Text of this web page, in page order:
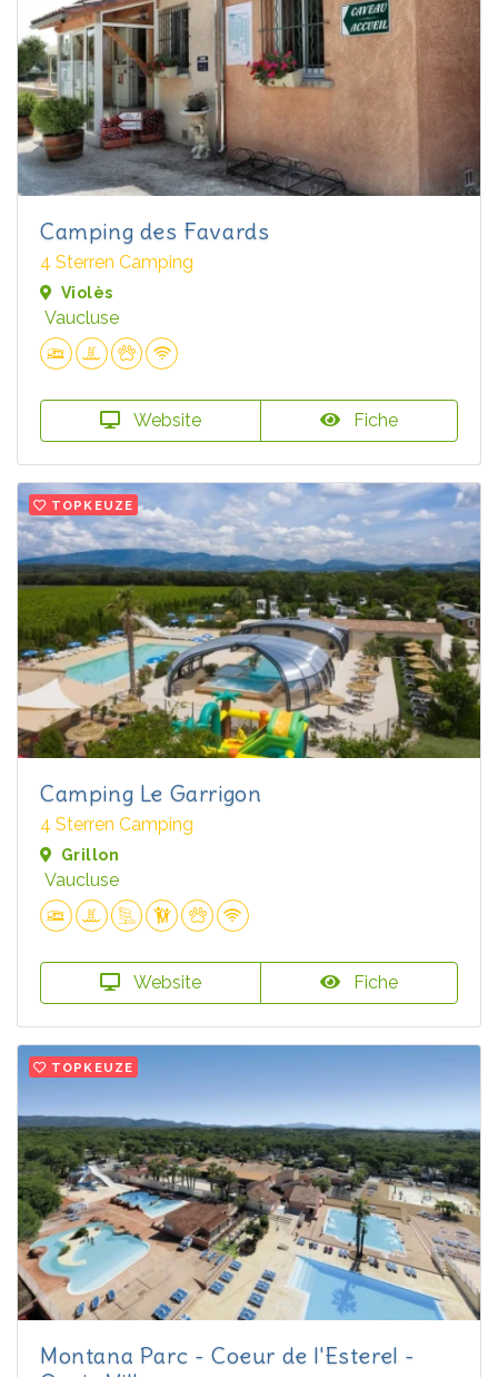
Camping des Favards
4 Sterren Camping
Violès
Vaucluse
Website Fiche
TOPKEUZE
Camping Le Garrigon
4 Sterren Camping
Grillon
Vaucluse
Website Fiche
TOPKEUZE
Montana Parc - Coeur de l'Esterel -